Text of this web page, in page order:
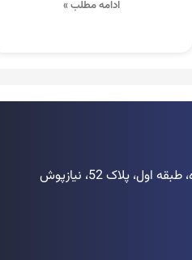
ادامه مطلب »
پلاک 52، نیازپوش